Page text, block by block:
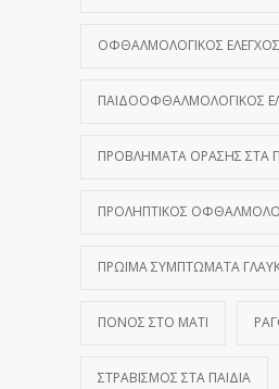
ΟΦΘΑΛΜΟΛΟΓΙΚΌΣ ΈΛΕΓΧΟΣ
ΠΑΙΔΟΟΦΘΑΛΜΟΛΟΓΙΚΌΣ
ΠΡΟΒΛΉΜΑΤΑ ΌΡΑΣΗΣ ΣΤΑ
ΠΡΟΛΗΠΤΙΚΌΣ
ΠΡΏΙΜΑ ΣΥΜΠΤΏΜΑΤΑ
ΠΌΝΟΣ ΣΤΟ ΜΆΤΙ
ΣΤΡΑΒΙΣΜΌΣ ΣΤΑ ΠΑΙΔΙΆ